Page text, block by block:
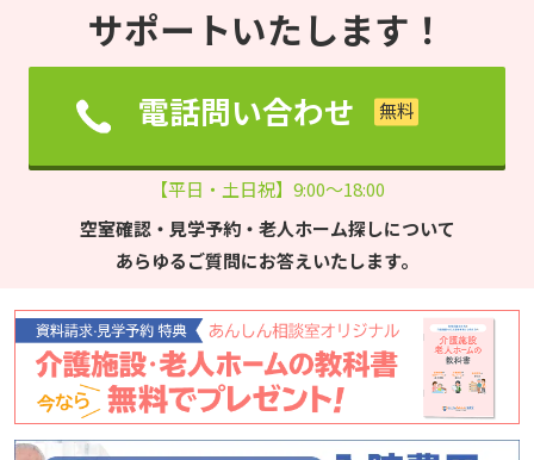
サポートいたします！
電話問い合わせ
【平日・土日祝】9:00～18:00
空室確認・見学予約・老人ホーム探しについて
あらゆるご質問にお答えいたします。